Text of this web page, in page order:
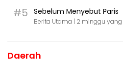
#5 Sebelum Menyebut Paris
Berita Utama | 2 minggu yang
Daerah